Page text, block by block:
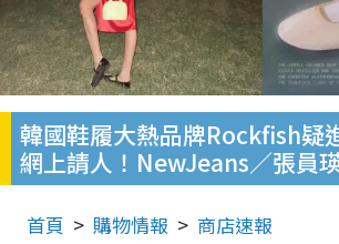
韓國鞋履大熱品牌Rockfish疑
網上請人！NewJeans／張員
首頁 購物情報 商店速報